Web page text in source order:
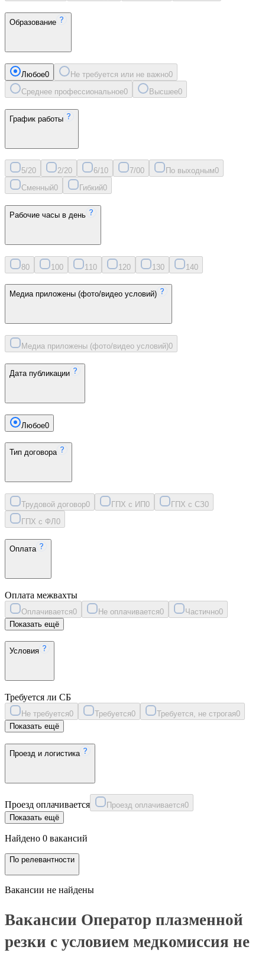
Образование
Любое0 Не требуется или не важно0
Среднее профессиональное0 Высшее0
График работы
5/20 2/20 6/10 7/00 По выходным0
Сменный0 Гибкий0
Рабочие часы в день
80 100 11 0 120 130 140
Медиа приложены (фото/видео условий)
Медиа приложены (фото/видео условий)0
Дата публикации
Любое0
Тип договора
Трудовой договор0 ГПХ с ИП0 ГПХ с СЗ0
ГПХ с ФЛ 0
Оплата
Оплата межвахты
Оплачивается0 Не оплачивается0 Частично0
Показать ещё
Условия
Требуется ли СБ
Не требуется0 Требуется0 Требуется, не строгая0
Показать ещё
Проезд и логистика
Проезд оплачивается Проезд оплачивается0
Показать ещё
Найдено 0 вакансий
По релевантности
Вакансии не найдены
Вакансии Оператор плазменной
резки с условием медкомиссия не